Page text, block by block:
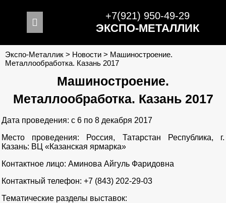
+7(921) 950-49-29
ЭКСПО-МЕТАЛЛИК
Экспо-Металлик > Новости > Машиностроение.
Металлообработка. Казань 2017
Машиностроение.
Металлообработка. Казань 2017
Дата проведения: с 6 по 8 декабря 2017
Место проведения: Россия, Татарстан Республика, г.
Казань: ВЦ «Казанская ярмарка»
Контактное лицо: Аминова Айгуль Фаридовна
Контактный телефон: +7 (843) 202-29-03
Тематические разделы выставок: